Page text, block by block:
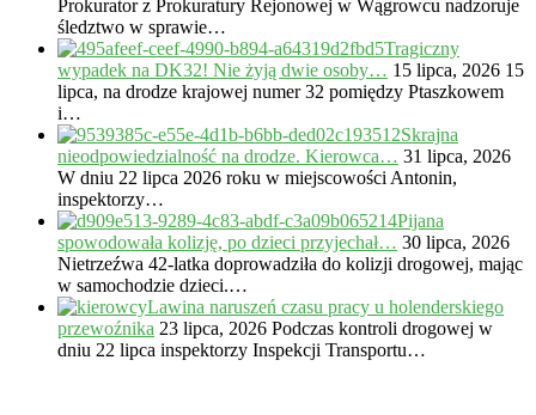
Prokurator z Prokuratury Rejonowej w Wągrowcu nadzoruje
śledztwo w sprawie…
Tragiczny
wypadek na DK32! Nie żyją dwie osoby… 15 lipca, 2026 15
lipca, na drodze krajowej numer 32 pomiędzy Ptaszkowem
i…
Skrajna
nieodpowiedzialność na drodze. Kierowca… 31 lipca, 2026
W dniu 22 lipca 2026 roku w miejscowości Antonin,
inspektorzy…
Pijana
spowodowała kolizję, po dzieci przyjechał… 30 lipca, 2026
Nietrzeźwa 42-latka doprowadziła do kolizji drogowej, mając
w samochodzie dzieci.…
Lawina naruszeń czasu pracy u holenderskiego
przewoźnika 23 lipca, 2026 Podczas kontroli drogowej w
dniu 22 lipca inspektorzy Inspekcji Transportu…